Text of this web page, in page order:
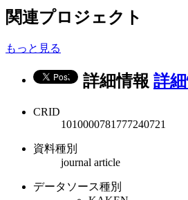
関連プロジェクト
もっと見る
詳細情報 詳
CRID
1010000781777240721
資料種別
journal article
データソース種別